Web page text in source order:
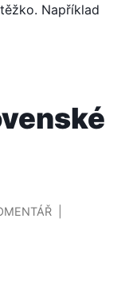
Například
NA